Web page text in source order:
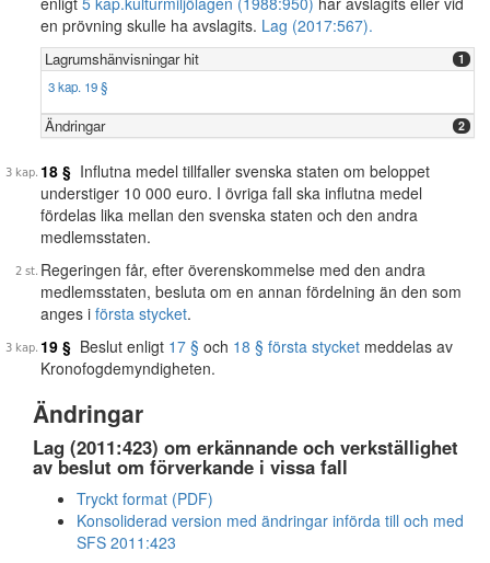
en prövning skulle ha avslagits. Lag (2017:567).
Lagrumshänvisningar hit 1
3 kap. 19 §
Ändringar 2
18 § Influtna medel tillfaller svenska staten om beloppet
understiger 10 000 euro. I övriga fall ska influtna medel
fördelas lika mellan den svenska staten och den andra
medlemsstaten.
Regeringen får, efter överenskommelse med den andra
medlemsstaten, besluta om en annan fördelning än den som
anges i första stycket.
19 § Beslut enligt 17 § och 18 § första stycket meddelas av
Kronofogdemyndigheten.
Ändringar
Lag (2011:423) om erkännande och verkställighet
av beslut om förverkande i vissa fall
Tryckt format (PDF)
Konsoliderad version med ändringar införda till och med
SFS 2011:423